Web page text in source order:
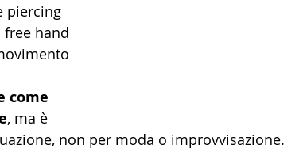
piercing
hand
come
, ma è
non per moda o improvvisazione.